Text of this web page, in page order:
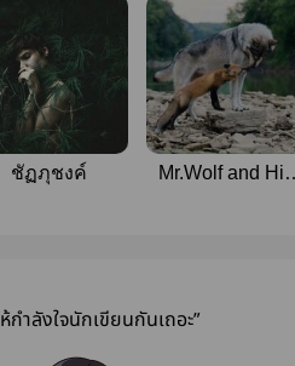
ชัฏภุชงค์
Mr.Wolf and His
กำลังใจนักเขียนกันเถอะ”